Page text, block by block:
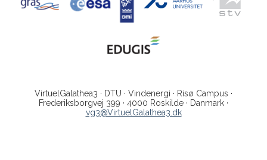
VirtuelGalathea3 · DTU · Vindenergi · Risø Campus ·
Frederiksborgvej 399 · 4000 Roskilde · Danmark ·
vg3@VirtuelGalathea3.dk